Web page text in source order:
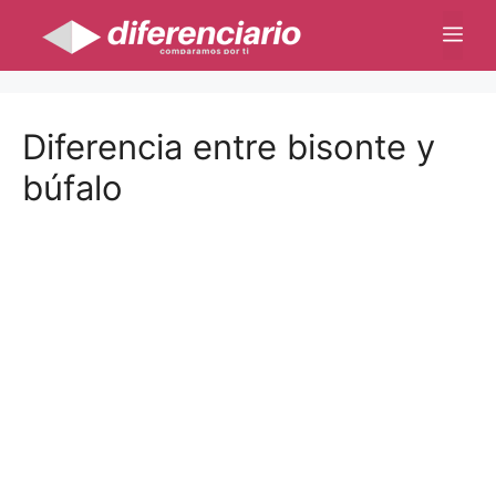
contenido
Diferencia entre bisonte y
búfalo